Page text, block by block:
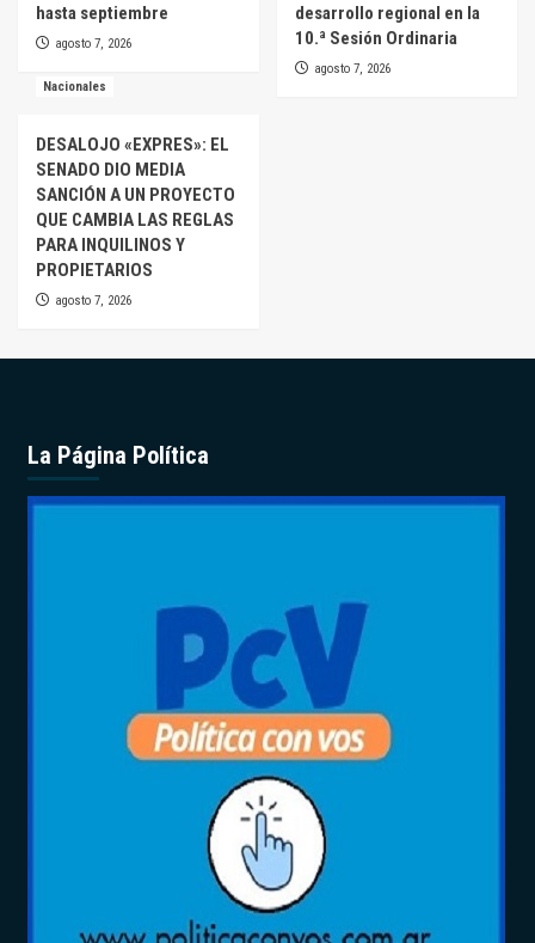
hasta septiembre
agosto 7, 2026
desarrollo regional en la
10.ª Sesión Ordinaria
agosto 7, 2026
Nacionales
DESALOJO «EXPRES»: EL
SENADO DIO MEDIA
SANCIÓN A UN PROYECTO
QUE CAMBIA LAS REGLAS
PARA INQUILINOS Y
PROPIETARIOS
agosto 7, 2026
La Página Política